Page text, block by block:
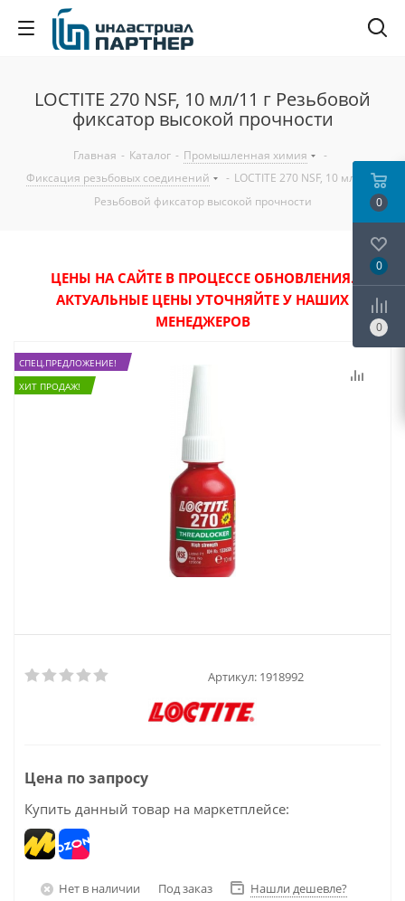
LOCTITE 270 NSF, 10 мл/11 г Резьбовой
фиксатор высокой прочности
Главная - Каталог - Промышленная химия
-
Фиксация резьбовых соединений
- LOCTITE 270 NSF, 10 мл/11 г
Резьбовой фиксатор высокой прочности
ЦЕНЫ НА САЙТЕ В ПРОЦЕССЕ ОБНОВЛЕНИЯ.
АКТУАЛЬНЫЕ ЦЕНЫ УТОЧНЯЙТЕ У НАШИХ
МЕНЕДЖЕРОВ
СПЕЦ.ПРЕДЛОЖЕНИЕ!
ХИТ ПРОДАЖ!
Артикул: 1918992
Цена по запросу
Купить данный товар на маркетплейсе:
Нет в наличии Под заказ Нашли дешевле?
0
0
0